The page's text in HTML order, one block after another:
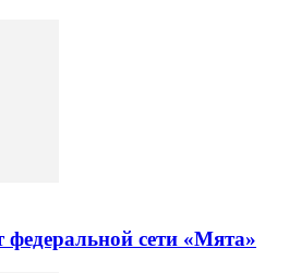
сети «Мята»